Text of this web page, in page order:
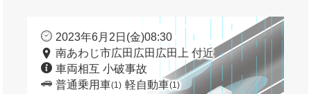
2023年6月2日(金)08:30
南あわじ市広田広田広田上 付近
車両相互 小破事故
普通乗用車(1) 軽自動車(1)